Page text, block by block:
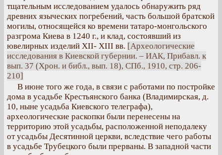
тщательным исследованием удалось обнаружить ряд
древних языческих погребений, часть большой братской
могилы, относящейся ко времени татаро-монгольского
разгрома Киева в 1240 г., и клад, состоявший из
ювелирных изделий XII- XIII вв. [Археологические
исследования в Киевской губернии. – ИАК, Прибавл. к
вып. 37 (Хрон. и библ., вып. 18), СПб., 1910, стр. 206-
210]
В июне того же года, в связи с работами по постройке
дома в усадьбе Крестьянского банка (Владимирская, д.
10, ныне усадьба Киевского телеграфа),
археологические раскопки были перенесены на
территорию этой усадьбы, расположенной неподалеку
от усадьбы Десятинной церкви, вследствие чего работы
в усадьбе Трубецкого были прерваны. В западной части